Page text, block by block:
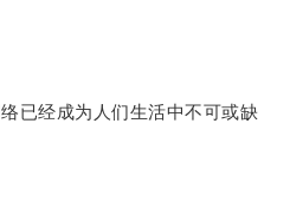
经成为人们生活中不可或缺